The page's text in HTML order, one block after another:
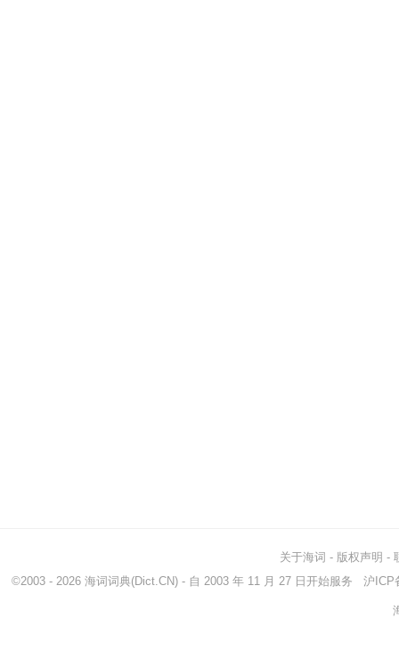
关于海词 - 版权声明 -
©2003 - 2026 海词词典(Dict.CN) - 自 2003 年 11 月 27 日开始服务 沪ICP